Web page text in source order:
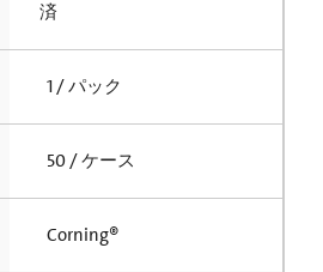
済
1 / パック
50 / ケース
Corning®